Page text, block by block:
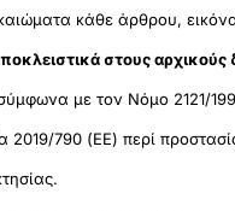
κάθε άρθρου,
στους αρχικούς
με τον Νόμο 2121/
2019/790 (ΕΕ) περί